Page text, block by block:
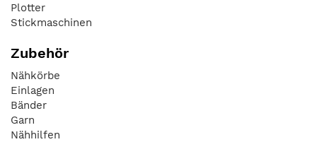
Plotter
Stickmaschinen
Zubehör
Nähkörbe
Einlagen
Bänder
Garn
Nähhilfen